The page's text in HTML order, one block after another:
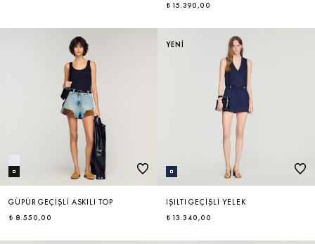
₺ 15.390,00
GÜPÜR GEÇIŞLI ASKILI TOP
₺ 8.550,00
YENİ
IŞILTI GEÇIŞLI YELEK
₺ 13.340,00